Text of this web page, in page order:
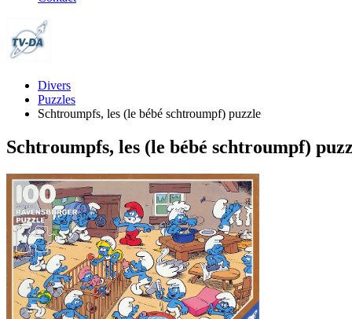
Divers
Puzzles
Schtroumpfs, les (le bébé schtroumpf) puzzle
Schtroumpfs, les (le bébé schtroumpf)